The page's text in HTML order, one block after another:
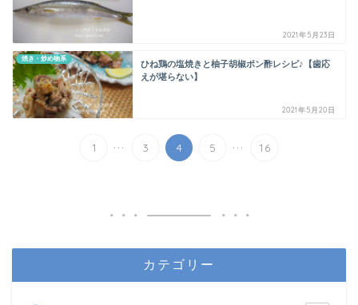
2021年5月23日
焼き・炒め物系
ひね鶏の塩焼きと柚子胡椒ポン酢レシピ♪【歯応
えが堪らない】
2021年5月20日
1 ... 3 4 5 ... 16
カテゴリー